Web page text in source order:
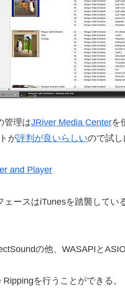
管理はJRiver Media Centerを
が評判が良いらしいので試し
and Player
ースはiTunesを踏襲してい
の他、WASAPIと
を行うことができる。